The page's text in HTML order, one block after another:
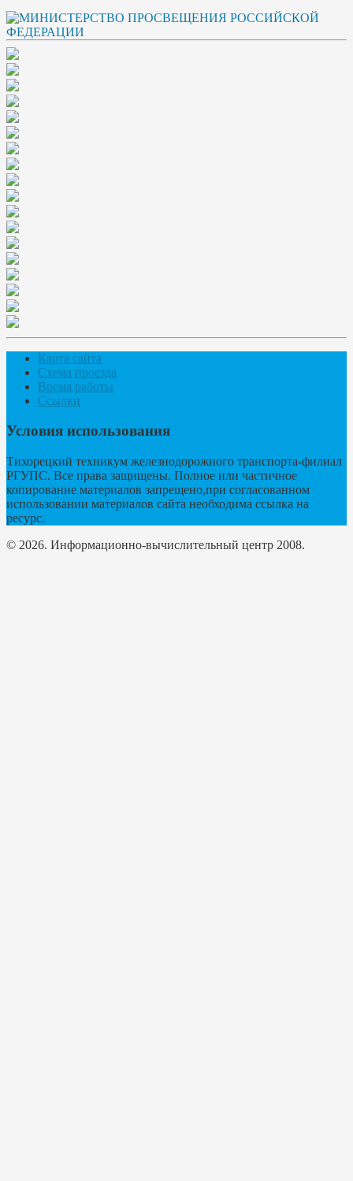
Карта сайта
Схема проезда
Время работы
Ссылки
Условия использования
Тихорецкий техникум железнодорожного транспорта-филиал
РГУПС. Все права защищены. Полное или частичное
копирование материалов запрещено,при согласованном
использовании материалов сайта необходима ссылка на
ресурс.
© 2026. Информационно-вычислительный центр 2008.